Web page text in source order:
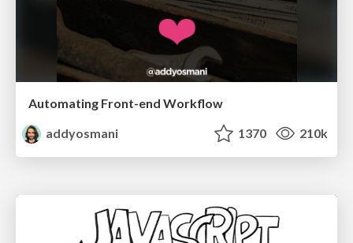
Automating Front-end Workflow
addyosmani
1370 210k